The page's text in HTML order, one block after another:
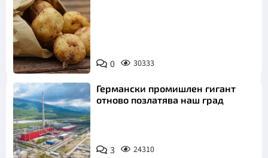
Снимка:
Пиксабей
0 30333
Германски промишлен гигант
отново позлатява наш град
3 24310